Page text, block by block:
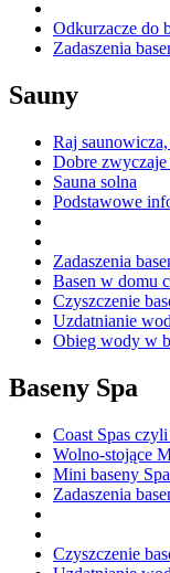
Odkurzacze do
Zadaszenia
Sauny
Raj
Dobre zwyczaje
Sauna solna
Podstawowe
Zadaszenia
Basen w domu
Czyszczenie
Uzdatnianie
Obieg wody w
Baseny Spa
Coast Spas
Wolno-stojące
Mini baseny
Zadaszenia
Czyszczenie